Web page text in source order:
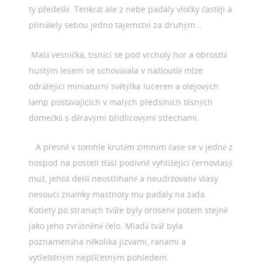
ty předešlé. Tenkrát ale z nebe padaly vločky častěji a
přinášely sebou jedno tajemství za druhým…
Malá vesnička, tísnící se pod vrcholy hor a obrostlá
hustým lesem se schovávala v nažloutlé mlze
odrážející miniaturní světýlka luceren a olejových
lamp postávajících v malých předsíních těsných
domečků s děravými břidlicovými střechami.
A přesně v tomhle krutém zimním čase se v jedné z
hospod na posteli třásl podivně vyhlížející černovlasý
muž, jehož delší neostříhané a neudržované vlasy
nesoucí známky mastnoty mu padaly na záda.
Kotlety po stranách tváře byly orosené potem stejně
jako jeho zvrásněné čelo. Mladá tvář byla
poznamenána několika jizvami, ranami a
vytřeštěným nepříčetným pohledem.